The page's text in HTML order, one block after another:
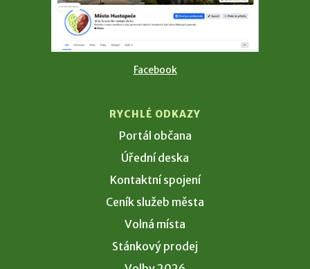
Facebook
RYCHLÉ ODKAZY
Portál občana
Úřední deska
Kontaktní spojení
Ceník služeb města
Volná místa
Stánkový prodej